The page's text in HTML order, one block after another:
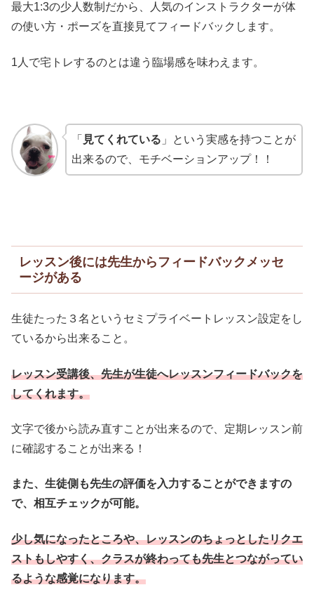
最大1:3の少人数制だから、人気のインストラクターが体
の使い方・ポーズを直接見てフィードバックします。
1人で宅トレするのとは違う臨場感を味わえます。
「 見てくれている 」という実感を持つことが
出来るので、モチベーションアップ！！
レッスン後には先生からフィードバックメッセ
ージがある
生徒たった３名というセミプライベートレッスン設定をし
ているから出来ること。
レッスン受講後、先生が生徒へレッスンフィードバックを
してくれます。
文字で後から読み直すことが出来るので、定期レッスン前
に確認することが出来る！
また、生徒側も先生の評価を入力することができますの
で、相互チェックが可能。
少し気になったところや、レッスンのちょっとしたリクエ
ストもしやすく、クラスが終わっても先生とつながってい
るような感覚になります。